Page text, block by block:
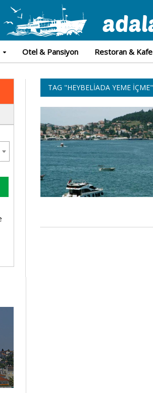
Otel & Pansiyon Restoran & Kafe
TAG "HEYBELIADA YEME IÇME"